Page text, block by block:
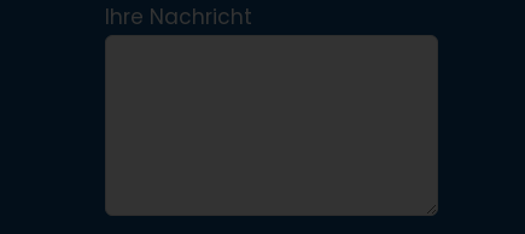
Ihre Nachricht